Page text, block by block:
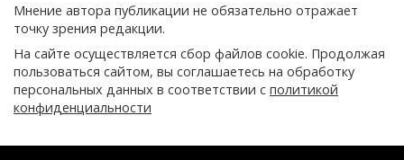
Мнение автора публикации не обязательно отражает
точку зрения редакции.
На сайте осуществляется сбор файлов cookie. Продолжая
пользоваться сайтом, вы соглашаетесь на обработку
персональных данных в соответствии с политикой
конфиденциальности